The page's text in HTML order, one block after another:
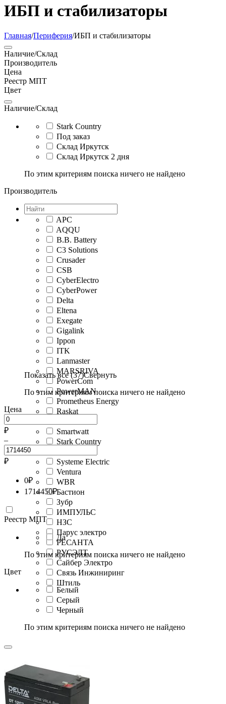
ИБП и стабилизаторы
Главная/Периферия/ИБП и стабилизаторы
Наличие/Склад
Производитель
Цена
Реестр МПТ
Цвет
Наличие/Склад
Stark Country
Под заказ
Склад Иркутск
Склад Иркутск 2 дня
По этим критериям поиска ничего не найдено
Производитель
APC
AQQU
B.B. Battery
C3 Solutions
Crusader
CSB
CyberElectro
CyberPower
Delta
Eltena
Exegate
Gigalink
Ippon
ITK
Lanmaster
MARSRIVA
PowerCom
PowerMAN
Prometheus Energy
Raskat
Smartwatt
Stark Country
Systeme Electric
Ventura
WBR
Бастион
Зубр
ИМПУЛЬС
НЗС
Парус электро
РЕСАНТА
РУСЭЛТ
Сайбер Электро
Связь Инжиниринг
Штиль
Показать все (37)Свернуть
По этим критериям поиска ничего не найдено
Цена
₽
–
₽
0₽
1714450₽
Реестр МПТ
Да
По этим критериям поиска ничего не найдено
Цвет
Белый
Серый
Черный
По этим критериям поиска ничего не найдено